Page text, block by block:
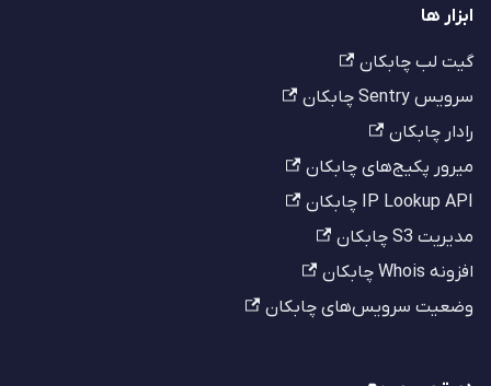
ابزار ها
گیت لب چابکان
سرویس Sentry چابکان
رادار چابکان
میرور پکیج‌های چابکان
IP Lookup API چابکان
مدیریت S3 چابکان
افزونه Whois چابکان
وضعیت سرویس‌های چابکان